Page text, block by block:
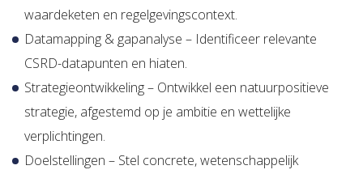
waardeketen en regelgevingscontext.
Datamapping & gapanalyse – Identificeer relevante
CSRD-datapunten en hiaten.
Strategieontwikkeling – Ontwikkel een natuurpositieve
strategie, afgestemd op je ambitie en wettelijke
verplichtingen.
Doelstellingen – Stel concrete, wetenschappelijk